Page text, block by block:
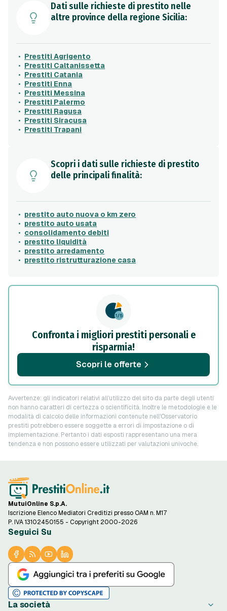
Dati sulle richieste di prestito nelle
altre province della regione Sicilia:
Prestiti Agrigento
Prestiti Caltanissetta
Prestiti Catania
Prestiti Enna
Prestiti Messina
Prestiti Palermo
Prestiti Ragusa
Prestiti Siracusa
Prestiti Trapani
Scopri i dati sulle richieste di prestito
delle principali finalità:
prestito auto nuova o km zero
prestito auto usata
consolidamento debiti
prestito liquidità
prestito arredamento
prestito ristrutturazione casa
Confronta i migliori prestiti personali e
risparmia!
Scopri le offerte
Avvertenze: gli indicatori relativi all'utilizzo del sito da parte degli utenti
non hanno caratteri di certezza o scientificità. Inoltre le metodologie e le
modalità di calcolo delle informazioni contenute nell'Osservatorio
prestiti potrebbero essere soggette a errori di impostazione o di
implementazione. Pertanto i dati esposti rappresentano una mera
tendenza e non possono essere utilizzati per valutazioni univoche.
MutuiOnline S.p.A.
Iscrizione Elenco Mediatori Creditizi presso OAM n. M17
P. IVA 13102450155 - Copyright 2000-2026
Seguici Su
La società